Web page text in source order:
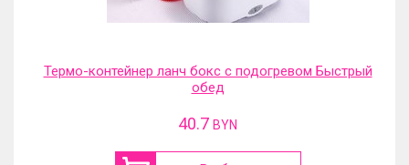
Термо-контейнер ланч бокс с подогревом Быстрый
обед
40.7 BYN